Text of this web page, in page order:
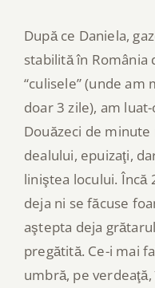
După ce Daniela,
stabilită în România
“culisele” (unde am
doar 3 zile), am
Douăzeci de
dealului, epuizaţi,
liniştea locului. Încă
deja ni se făcuse
aştepta deja
pregătită. Ce-i mai
umbră, pe